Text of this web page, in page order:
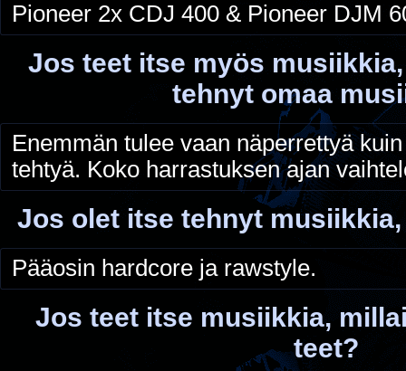
Pioneer 2x CDJ 400 & Pioneer DJM
Jos teet itse myös
tehnyt omaa
Enemmän tulee vaan näperrettyä
tehtyä. Koko harrastuksen ajan
Jos olet itse tehnyt
Pääosin hardcore ja rawstyle.
Jos teet itse musiikkia,
teet?